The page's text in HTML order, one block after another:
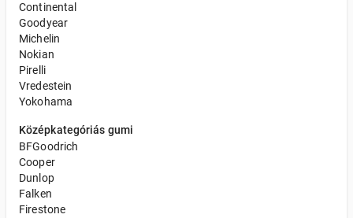
Continental
Goodyear
Michelin
Nokian
Pirelli
Vredestein
Yokohama
Középkategóriás gumi
BFGoodrich
Cooper
Dunlop
Falken
Firestone